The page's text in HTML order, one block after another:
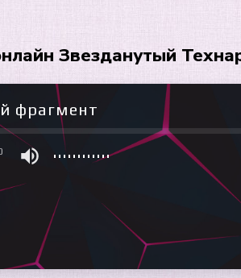
Звезданутый
фрагмент